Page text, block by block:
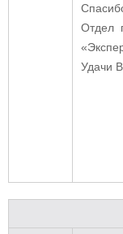
Отдел
Удачи